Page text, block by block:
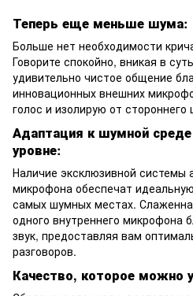
Теперь еще меньше шума:
Больше нет необходимости
Говорите спокойно, вникая в
удивительно чистое общение
инновационных внешних
голос и изолирую от стороннего
Адаптация к шумной
уровне:
Наличие эксклюзивной системы
микрофона обеспечат
самых шумных местах.
одного внутреннего микрофона
звук, предоставляя вам
разговоров.
Качество, которое можно